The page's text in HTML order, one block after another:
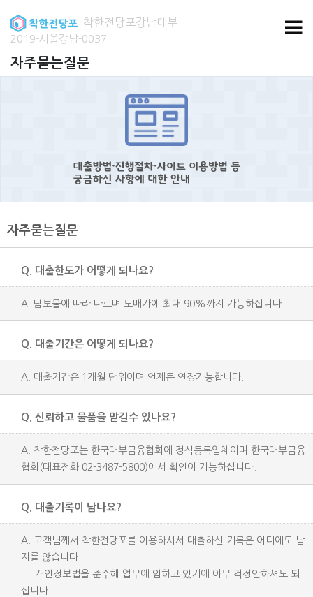
착한전당포강남대부
2019-서울강남-0037
자주묻는질문
자주묻는질문
Q. 대출한도가 어떻게 되나요?
A. 담보물에 따라 다르며 도매가에 최대 90%까지 가능하십니다.
Q. 대출기간은 어떻게 되나요?
A. 대출기간은 1개월 단위이며 언제든 연장가능합니다.
Q. 신뢰하고 물품을 맡길수 있나요?
A. 착한전당포는 한국대부금융협회에 정식등록업체이며 한국대부금융
협회(대표전화 02-3487-5800)에서 확인이 가능하십니다.
Q. 대출기록이 남나요?
A. 고객님께서 착한전당포를 이용하셔서 대출하신 기록은 어디에도 남
지를 않습니다.
개인정보법을 준수해 업무에 임하고 있기에 아무 걱정안하셔도 되
십니다.